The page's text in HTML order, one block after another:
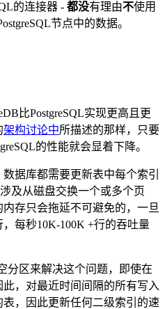
的连接器 - 都没有理由不使用
节点中的数据。
比PostgreSQL实现更高且更
架构讨论中所描述的那样，只要
的性能就会显着下降。
据库都需要更新表中每个索引
及从磁盘交换一个或多个页
存只会拖延不可避免的，一旦
每秒10K-100K +行的吞吐量
分区来解决这个问题，即使在
此，对最近时间间隔的所有写入
，因此更新任何二级索引的速